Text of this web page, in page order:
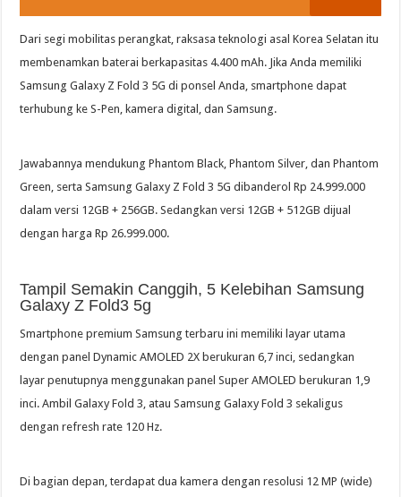
Dari segi mobilitas perangkat, raksasa teknologi asal Korea Selatan itu
membenamkan baterai berkapasitas 4.400 mAh. Jika Anda memiliki
Samsung Galaxy Z Fold 3 5G di ponsel Anda, smartphone dapat
terhubung ke S-Pen, kamera digital, dan Samsung.
Jawabannya mendukung Phantom Black, Phantom Silver, dan Phantom
Green, serta Samsung Galaxy Z Fold 3 5G dibanderol Rp 24.999.000
dalam versi 12GB + 256GB. Sedangkan versi 12GB + 512GB dijual
dengan harga Rp 26.999.000.
Tampil Semakin Canggih, 5 Kelebihan Samsung
Galaxy Z Fold3 5g
Smartphone premium Samsung terbaru ini memiliki layar utama
dengan panel Dynamic AMOLED 2X berukuran 6,7 inci, sedangkan
layar penutupnya menggunakan panel Super AMOLED berukuran 1,9
inci. Ambil Galaxy Fold 3, atau Samsung Galaxy Fold 3 sekaligus
dengan refresh rate 120 Hz.
Di bagian depan, terdapat dua kamera dengan resolusi 12 MP (wide)